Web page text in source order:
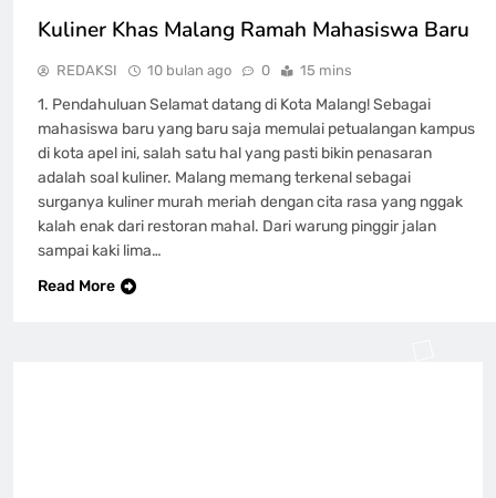
Kuliner Khas Malang Ramah Mahasiswa Baru
REDAKSI 10 bulan ago 0 15 mins
1. Pendahuluan Selamat datang di Kota Malang! Sebagai
mahasiswa baru yang baru saja memulai petualangan kampus
di kota apel ini, salah satu hal yang pasti bikin penasaran
adalah soal kuliner. Malang memang terkenal sebagai
surganya kuliner murah meriah dengan cita rasa yang nggak
kalah enak dari restoran mahal. Dari warung pinggir jalan
sampai kaki lima…
Read More